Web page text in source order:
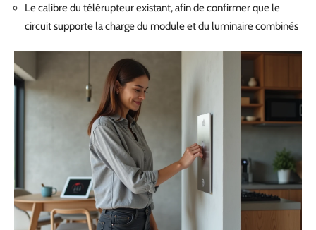
Le calibre du télérupteur existant, afin de confirmer que le
circuit supporte la charge du module et du luminaire combinés